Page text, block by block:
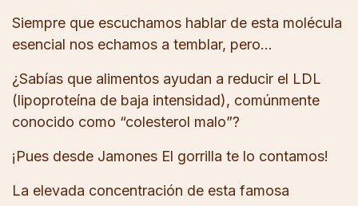
Siempre que escuchamos hablar de esta molécula
esencial nos echamos a temblar, pero…
¿Sabías que alimentos ayudan a reducir el LDL
(lipoproteína de baja intensidad), comúnmente
conocido como “colesterol malo”?
¡Pues desde Jamones El gorrilla te lo contamos!
La elevada concentración de esta famosa